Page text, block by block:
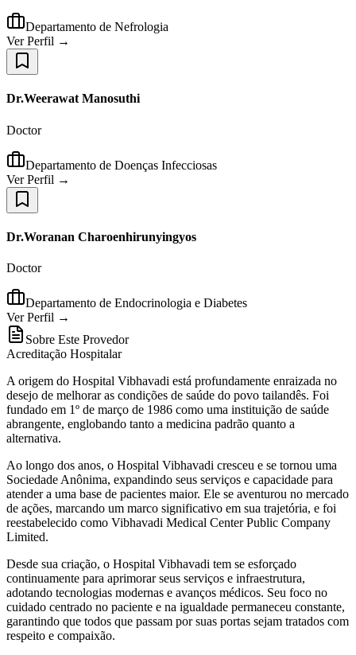
Departamento de Nefrologia
Ver Perfil →
Dr.Weerawat Manosuthi
Doctor
Departamento de Doenças Infecciosas
Ver Perfil →
Dr.Woranan Charoenhirunyingyos
Doctor
Departamento de Endocrinologia e Diabetes
Ver Perfil →
Sobre Este Provedor
Acreditação Hospitalar
A origem do Hospital Vibhavadi está profundamente enraizada no
desejo de melhorar as condições de saúde do povo tailandês. Foi
fundado em 1º de março de 1986 como uma instituição de saúde
abrangente, englobando tanto a medicina padrão quanto a
alternativa.
Ao longo dos anos, o Hospital Vibhavadi cresceu e se tornou uma
Sociedade Anônima, expandindo seus serviços e capacidade para
atender a uma base de pacientes maior. Ele se aventurou no mercado
de ações, marcando um marco significativo em sua trajetória, e foi
reestabelecido como Vibhavadi Medical Center Public Company
Limited.
Desde sua criação, o Hospital Vibhavadi tem se esforçado
continuamente para aprimorar seus serviços e infraestrutura,
adotando tecnologias modernas e avanços médicos. Seu foco no
cuidado centrado no paciente e na igualdade permaneceu constante,
garantindo que todos que passam por suas portas sejam tratados com
respeito e compaixão.